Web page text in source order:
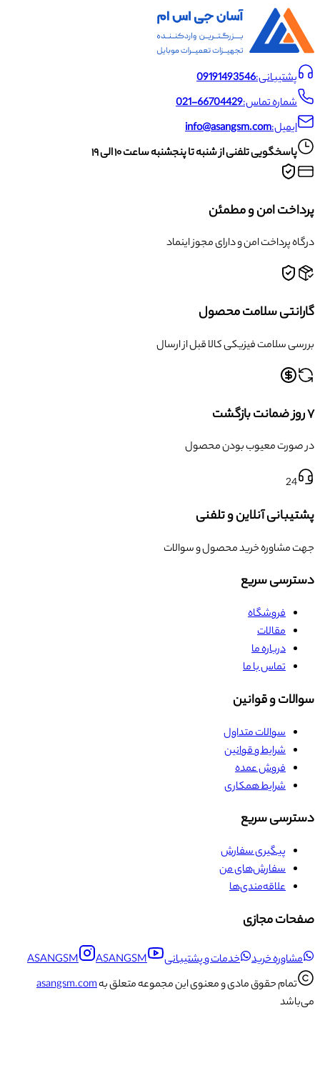
پشتیبانی:09191493546
شماره تماس:021-66704429
ایمیل:info@asangsm.com
پاسخگویی تلفنی از شنبه تا پنجشنبه ساعت ۱۰ الی ۱۹
پرداخت امن و مطمئن
درگاه پرداخت امن و دارای مجوز اینماد
گارانتی سلامت محصول
بررسی سلامت فیزیکی کالا قبل از ارسال
۷ روز ضمانت بازگشت
در صورت معیوب بودن محصول
24
پشتیبانی آنلاین و تلفنی
جهت مشاوره خرید محصول و سوالات
دسترسی سریع
فروشگاه
مقالات
درباره ما
تماس با ما
سوالات و قوانین
سوالات متداول
شرایط و قوانین
فروش عمده
شرایط همکاری
دسترسی سریع
پیگیری سفارش
سفارش‌های من
علاقه‌مندی‌ها
صفحات مجازی
مشاوره خرید خدمات و پشتیبانی ASANGSM
ASANGSM
تمام حقوق مادی و معنوی این مجموعه متعلق بهasangsm.com
می‌باشد